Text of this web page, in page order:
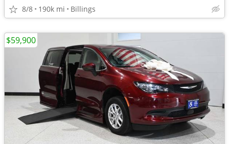
8/8 190k mi Billings
$59,900